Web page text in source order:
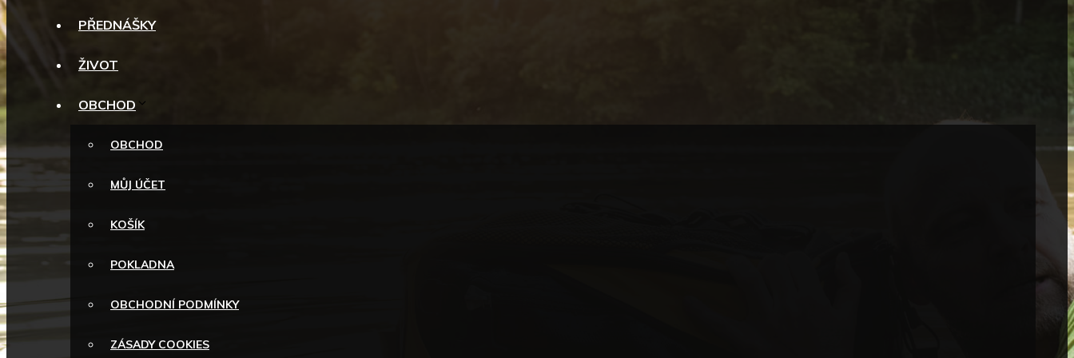
PŘEDNÁŠKY
ŽIVOT
OBCHOD
OBCHOD
MŮJ ÚČET
KOŠÍK
POKLADNA
OBCHODNÍ PODMÍNKY
ZÁSADY COOKIES